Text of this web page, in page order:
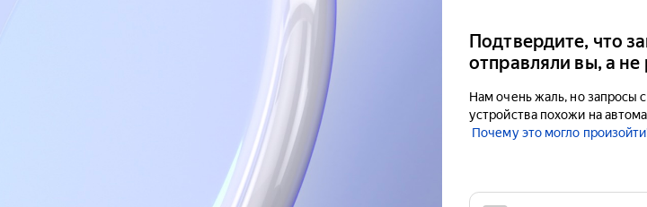
Подтвердите, что
отправляли вы, а не
Нам очень жаль, но запросы
устройства похожи на
Почему это могло